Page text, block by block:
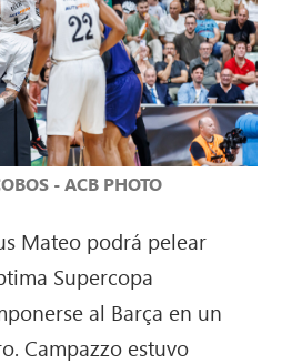
- ACB PHOTO
Mateo podrá pelear
Supercopa
al Barça en un
Campazzo estuvo